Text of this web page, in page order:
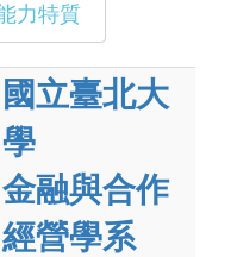
力特質
國立臺北大
學
金融與合作
經營學系